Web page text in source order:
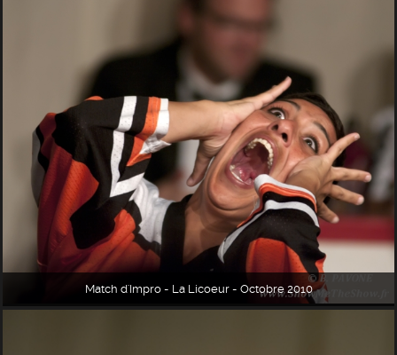
Match d'Impro - La Licoeur - Octobre 2010